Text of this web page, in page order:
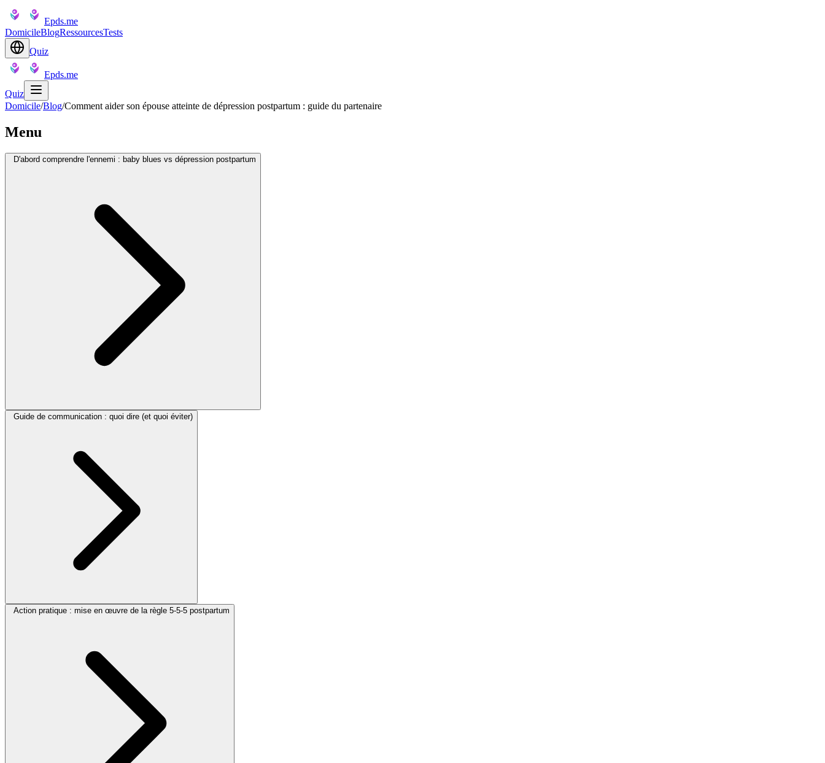
Epds.me
DomicileBlogRessourcesTests
Quiz
Epds.me
Quiz
Domicile/Blog/Comment aider son épouse atteinte de dépression postpartum : guide du partenaire
Menu
D'abord comprendre l'ennemi : baby blues vs dépression postpartum
Guide de communication : quoi dire (et quoi éviter)
Action pratique : mise en œuvre de la règle 5-5-5 postpartum